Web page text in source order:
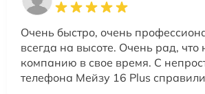
Очень быстро, очень
всегда на высоте. Очень рад, что
компанию в свое время. С
телефона Мейзу 16 Plus